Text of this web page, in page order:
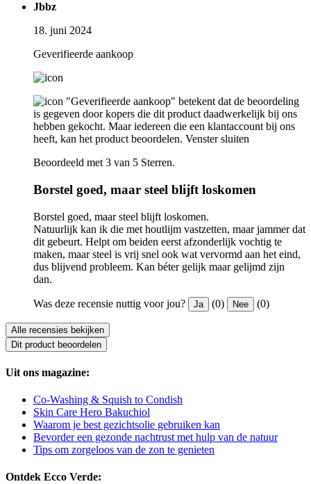
Jbbz
18. juni 2024
Geverifieerde aankoop
"Geverifieerde aankoop" betekent dat de beoordeling
is gegeven door kopers die dit product daadwerkelijk bij ons
hebben gekocht. Maar iedereen die een klantaccount bij ons
heeft, kan het product beoordelen. Venster sluiten
Beoordeeld met 3 van 5 Sterren.
Borstel goed, maar steel blijft loskomen
Borstel goed, maar steel blijft loskomen.
Natuurlijk kan ik die met houtlijm vastzetten, maar jammer dat
dit gebeurt. Helpt om beiden eerst afzonderlijk vochtig te
maken, maar steel is vrij snel ook wat vervormd aan het eind,
dus blijvend probleem. Kan béter gelijk maar gelijmd zijn
dan.
Was deze recensie nuttig voor jou? Ja (0) Nee (0)
Alle recensies bekijken
Dit product beoordelen
Uit ons magazine:
Co-Washing & Squish to Condish
Skin Care Hero Bakuchiol
Waarom je best gezichtsolie gebruiken kan
Bevorder een gezonde nachtrust met hulp van de natuur
Tips om zorgeloos van de zon te genieten
Ontdek Ecco Verde: